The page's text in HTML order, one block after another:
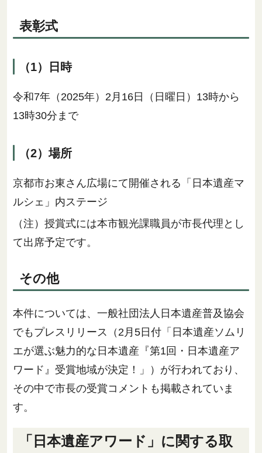
表彰式
（1）日時
令和7年（2025年）2月16日（日曜日）13時から
13時30分まで
（2）場所
京都市お東さん広場にて開催される「日本遺産マ
ルシェ」内ステージ
（注）授賞式には本市観光課職員が市長代理とし
て出席予定です。
その他
本件については、一般社団法人日本遺産普及協会
でもプレスリリース（2月5日付「日本遺産ソムリ
エが選ぶ魅力的な日本遺産『第1回・日本遺産ア
ワード』受賞地域が決定！」）が行われており、
その中で市長の受賞コメントも掲載されていま
す。
「日本遺産アワード」に関する取